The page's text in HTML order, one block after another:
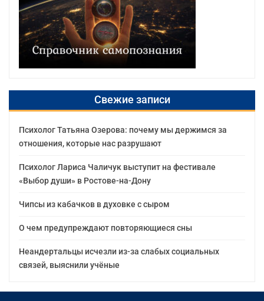
Свежие записи
Психолог Татьяна Озерова: почему мы держимся за
отношения, которые нас разрушают
Психолог Лариса Чаличук выступит на фестивале
«Выбор души» в Ростове-на-Дону
Чипсы из кабачков в духовке с сыром
О чем предупреждают повторяющиеся сны
Неандертальцы исчезли из-за слабых социальных
связей, выяснили учёные